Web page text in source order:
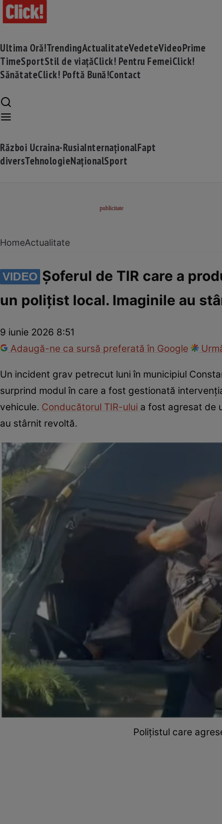
Ultima Oră!TrendingActualitateVedeteVideoPrime
TimeSportStil de viațăClick! Pentru FemeiClick!
SănătateClick! Poftă Bună!Contact
Război Ucraina-RusiaInternaționalFapt
diversTehnologieNaționalSport
HomeActualitate
VIDEO Șoferul de TIR care a
un polițist local. Imaginile au
9 iunie 2026 8:51
Adaugă-ne ca sursă preferată în Google
Un incident grav petrecut luni în municipiul
surprind modul în care a fost gestionată
vehicule. Conducătorul TIR-ului a fost agresat de
au stârnit revoltă.
Polițistul care